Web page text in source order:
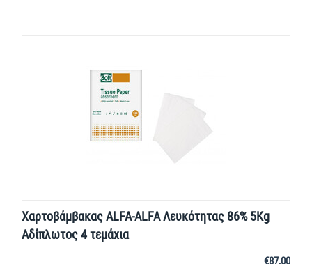
Χαρτοβάμβακας ALFA-ALFA Λευκότητας 86% 5Kg
Αδίπλωτος 4 τεμάχια
€87,00